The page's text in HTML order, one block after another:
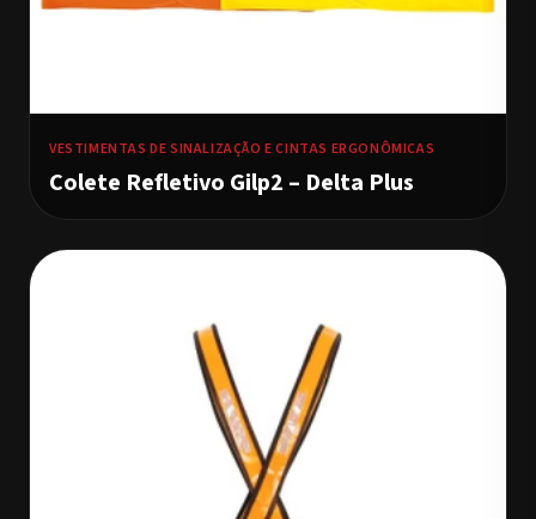
VESTIMENTAS DE SINALIZAÇÃO E CINTAS ERGONÔMICAS
Colete Refletivo Gilp2 – Delta Plus